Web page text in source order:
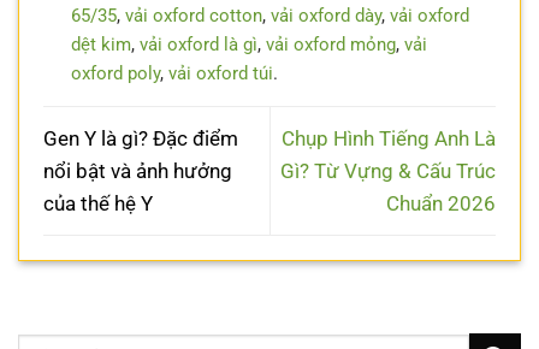
65/35, vải oxford cotton, vải oxford dày, vải oxford
dệt kim, vải oxford là gì, vải oxford mỏng, vải
oxford poly, vải oxford túi.
Gen Y là gì? Đặc điểm
nổi bật và ảnh hưởng
của thế hệ Y
Chụp Hình Tiếng Anh Là
Gì? Từ Vựng & Cấu Trúc
Chuẩn 2026